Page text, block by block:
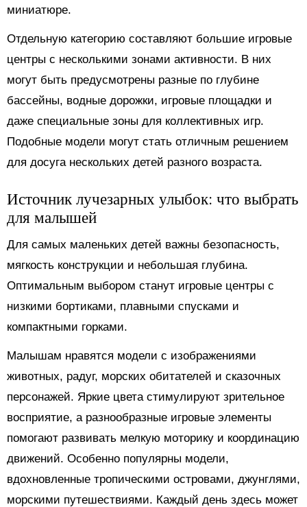
миниатюре.
Отдельную категорию составляют большие игровые
центры с несколькими зонами активности. В них
могут быть предусмотрены разные по глубине
бассейны, водные дорожки, игровые площадки и
даже специальные зоны для коллективных игр.
Подобные модели могут стать отличным решением
для досуга нескольких детей разного возраста.
Источник лучезарных улыбок: что выбрать
для малышей
Для самых маленьких детей важны безопасность,
мягкость конструкции и небольшая глубина.
Оптимальным выбором станут игровые центры с
низкими бортиками, плавными спусками и
компактными горками.
Малышам нравятся модели с изображениями
животных, радуг, морских обитателей и сказочных
персонажей. Яркие цвета стимулируют зрительное
восприятие, а разнообразные игровые элементы
помогают развивать мелкую моторику и координацию
движений. Особенно популярны модели,
вдохновленные тропическими островами, джунглями,
морскими путешествиями. Каждый день здесь может